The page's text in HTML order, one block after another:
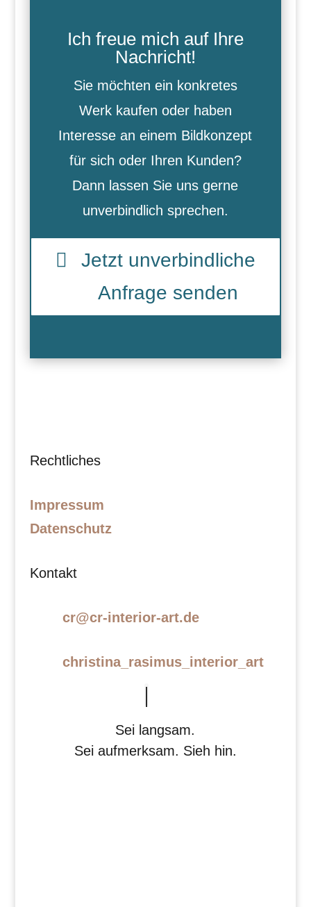
Ich freue mich auf Ihre
Nachricht!
Sie möchten ein konkretes
Werk kaufen oder haben
Interesse an einem Bildkonzept
für sich oder Ihren Kunden?
Dann lassen Sie uns gerne
unverbindlich sprechen.
Jetzt unverbindliche
Anfrage senden
Rechtliches
Impressum
Datenschutz
Kontakt
cr@cr-interior-art.de
christina_rasimus_interior_art
Sei langsam.
Sei aufmerksam. Sieh hin.